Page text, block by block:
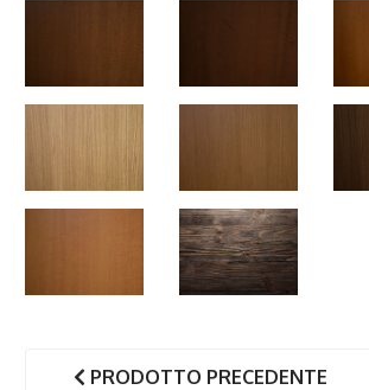
PRODOTTO PRECEDENTE